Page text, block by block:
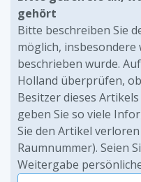
gehört
Bitte beschreiben Sie
möglich,
beschrieben wurde.
Holland überprüfen,
Besitzer dieses
geben Sie so viele
Sie den Artikel
Raumnummer). Seien
Weitergabe